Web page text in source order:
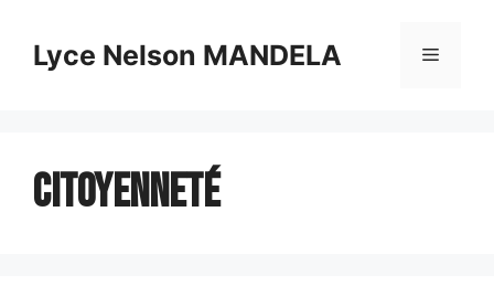
contenuLyce Nelson MANDELA Menu
Citoyenneté